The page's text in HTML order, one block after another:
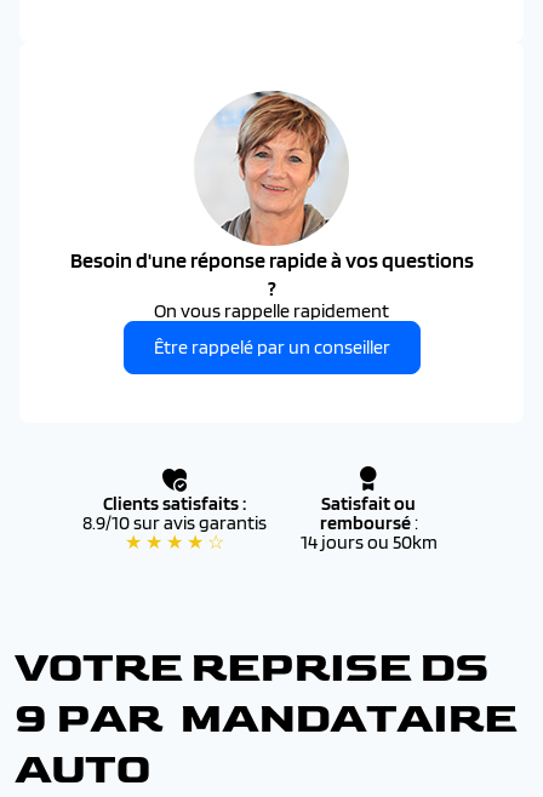
Besoin d'une réponse rapide à vos questions
?
On vous rappelle rapidement
Être rappelé par un conseiller
Clients satisfaits :
8.9/10 sur avis garantis
★ ★ ★ ★ ☆
Satisfait ou
remboursé:
14 jours ou 50km
VOTRE REPRISE DS
9 PAR MANDATAIRE
AUTO